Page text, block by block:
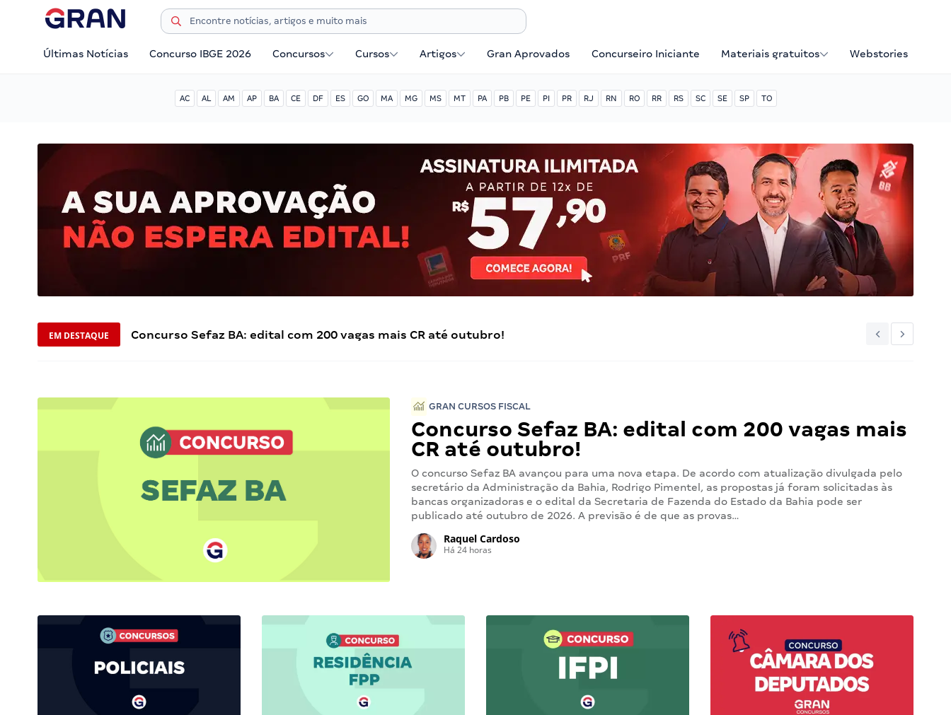
Últimas Notícias Concurso IBGE 2026 Concursos Cursos Artigos Gran Aprovados Concurseiro Iniciante Materiais gratuitos Webstories
AC AL AM AP BA CE DF ES GO MA MG MS MT PA PB PE PI PR RJ RN RO RR RS SC SE SP TO
EM DESTAQUE Concurso Sefaz BA: edital com 200 vagas mais CR até outubro!
GRAN CURSOS FISCAL
Concurso Sefaz BA: edital com 200 vagas mais
CR até outubro!
O concurso Sefaz BA avançou para uma nova etapa. De acordo com atualização divulgada pelo
secretário da Administração da Bahia, Rodrigo Pimentel, as propostas já foram solicitadas às
bancas organizadoras e o edital da Secretaria de Fazenda do Estado da Bahia pode ser
publicado até outubro de 2026. A previsão é de que as provas…
Raquel Cardoso
Há 24 horas